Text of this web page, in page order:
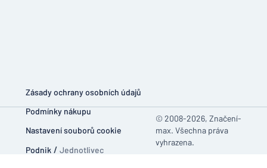
Zásady ochrany osobních údajů
Podmínky nákupu
Nastavení souborů cookie
Podnik / Jednotlivec
© 2008-2026, Značení-
max. Všechna práva
vyhrazena.